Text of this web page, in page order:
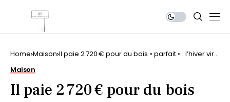
Home Maison Il paie 2 720 € pour du bois « parfait » : l’hiver vire
Maison
Il paie 2 720 € pour du bois